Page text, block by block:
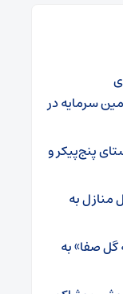
سرمایه در
پنج‌پیکر و
منازل به
صفا» به